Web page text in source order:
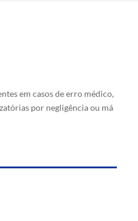
em casos de erro médico,
por negligência ou má
e ações indenizatórias
prática médica.